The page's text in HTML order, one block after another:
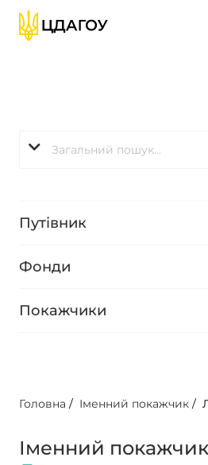
Путівник
Фонди
Покажчики
Головна / Іменний покажчик /
Іменний